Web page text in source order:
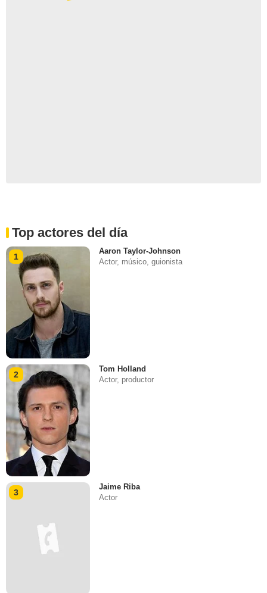
Top actores del día
1
Aaron Taylor-Johnson
Actor, músico, guionista
2
Tom Holland
Actor, productor
3
Jaime Riba
Actor